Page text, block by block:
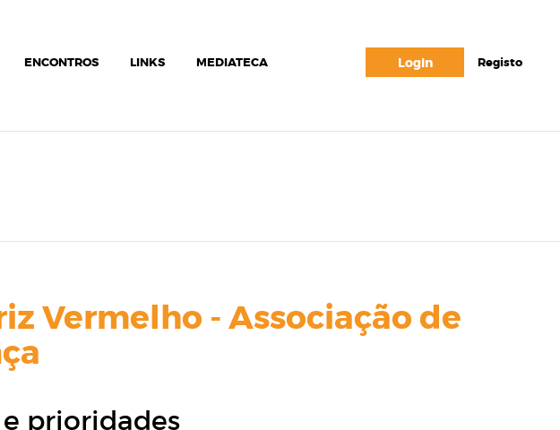
Login Registo
ENCONTROS LINKS MEDIATECA
Vermelho - Associação de
prioridades